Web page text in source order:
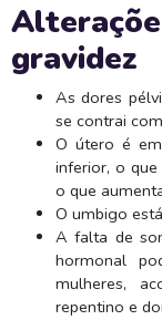
gravidez
As dores
se contrai
O útero é
inferior, o
o que
O umbigo
A falta de
hormonal
mulheres,
repentino e